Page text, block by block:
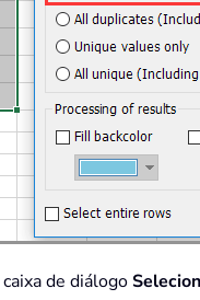
de diálogo